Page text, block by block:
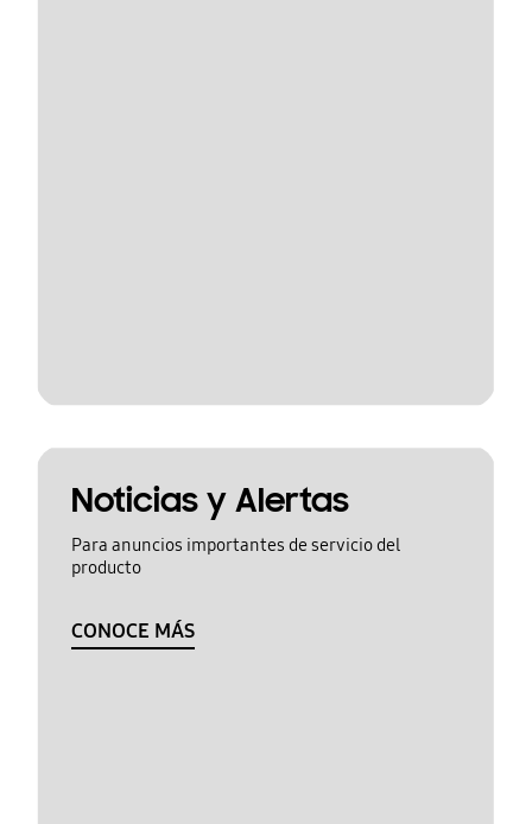
Noticias y Alertas
Para anuncios importantes de servicio del
producto
CONOCE MÁS